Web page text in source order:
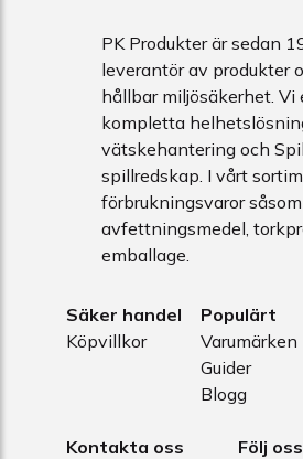
PK Produkter är sedan
leverantör av produkter
hållbar miljösäkerhet. Vi
kompletta
vätskehantering och
spillredskap. I vårt
förbrukningsvaror
avfettningsmedel,
emballage.
Säker handel
Köpvillkor
Populärt
Varumärken
Guider
Blogg
Kontakta oss
Följ oss